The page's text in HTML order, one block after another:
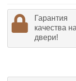
Гарантия
качества
двери!